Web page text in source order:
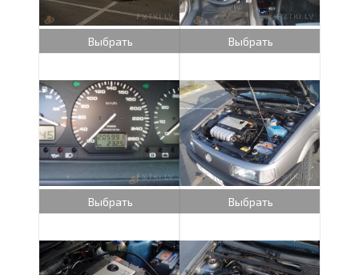
Выбрать Выбрать
Выбрать Выбрать